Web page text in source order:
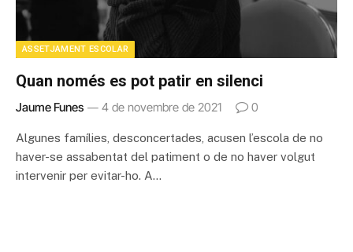
ASSETJAMENT ESCOLAR
Quan només es pot patir en silenci
Jaume Funes 4 de novembre de 2021 0
Algunes famílies, desconcertades, acusen l’escola de no
haver-se assabentat del patiment o de no haver volgut
intervenir per evitar-ho. A…